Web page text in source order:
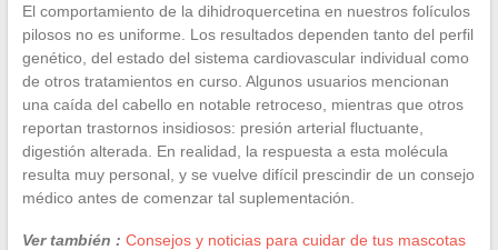
El comportamiento de la dihidroquercetina en nuestros folículos
pilosos no es uniforme. Los resultados dependen tanto del perfil
genético, del estado del sistema cardiovascular individual como
de otros tratamientos en curso. Algunos usuarios mencionan
una caída del cabello en notable retroceso, mientras que otros
reportan trastornos insidiosos: presión arterial fluctuante,
digestión alterada. En realidad, la respuesta a esta molécula
resulta muy personal, y se vuelve difícil prescindir de un consejo
médico antes de comenzar tal suplementación.
Ver también : Consejos y noticias para cuidar de tus mascotas